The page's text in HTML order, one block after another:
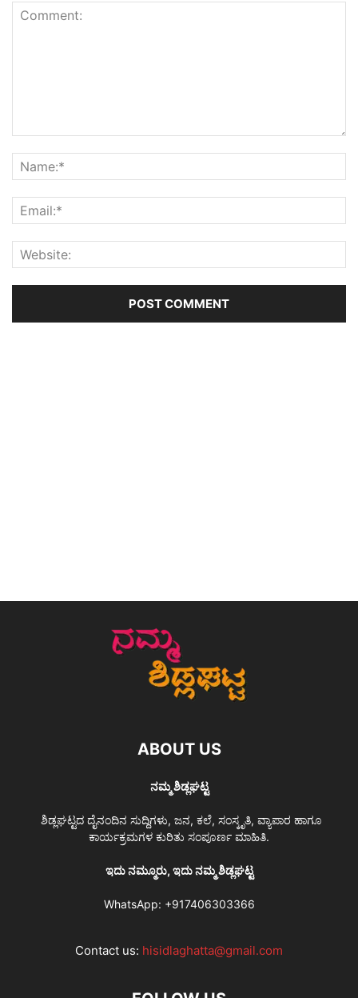
ABOUT US
ನಮ್ಮ ಶಿಡ್ಲಘಟ್ಟ
ಶಿಡ್ಲಘಟ್ಟದ ದೈನಂದಿನ ಸುದ್ದಿಗಳು, ಜನ, ಕಲೆ, ಸಂಸ್ಕೃತಿ, ವ್ಯಾಪಾರ ಹಾಗೂ
ಕಾರ್ಯಕ್ರಮಗಳ ಕುರಿತು ಸಂಪೂರ್ಣ ಮಾಹಿತಿ.
ಇದು ನಮ್ಮೂರು, ಇದು ನಮ್ಮ ಶಿಡ್ಲಘಟ್ಟ
WhatsApp: +917406303366
Contact us: hisidlaghatta@gmail.com